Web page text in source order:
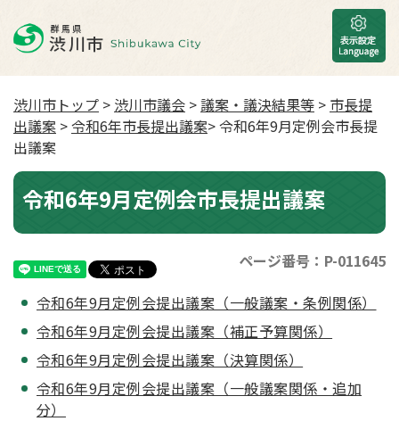
渋川市トップ > 渋川市議会 >議案・議決結果等 > 市長提
出議案 >令和6年市長提出議案> 令和6年9月定例会市長提
出議案
令和6年9月定例会市長提出議案
ページ番号：P-011645
令和6年9月定例会提出議案（一般議案・条例関係）
令和6年9月定例会提出議案（補正予算関係）
令和6年9月定例会提出議案（決算関係）
令和6年9月定例会提出議案（一般議案関係・追加
分）